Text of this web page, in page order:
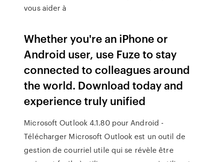
vous aider à
Whether you're an iPhone or
Android user, use Fuze to stay
connected to colleagues around
the world. Download today and
experience truly unified
Microsoft Outlook 4.1.80 pour Android -
Télécharger Microsoft Outlook est un outil de
gestion de courriel utile qui se révèle être